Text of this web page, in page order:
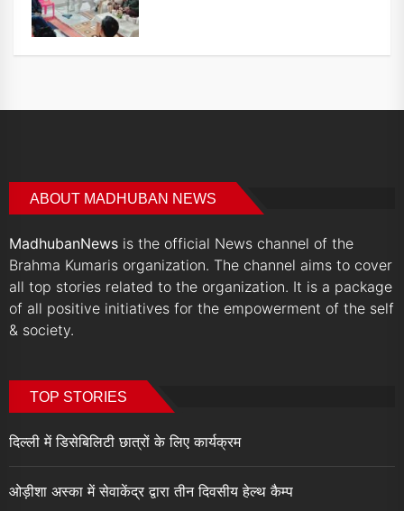
ABOUT MADHUBAN NEWS
MadhubanNews is the official News channel of the
Brahma Kumaris organization. The channel aims to cover
all top stories related to the organization. It is a package
of all positive initiatives for the empowerment of the self
& society.
TOP STORIES
दिल्ली में डिसेबिलिटी छात्रों के लिए कार्यक्रम
ओड़ीशा अस्का में सेवाकेंद्र द्वारा तीन दिवसीय हेल्थ कैम्प